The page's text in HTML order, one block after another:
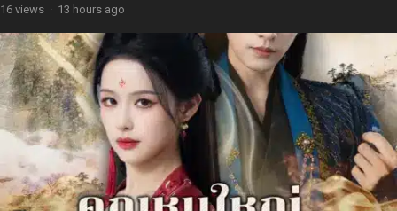
16 views · 13 hours ago